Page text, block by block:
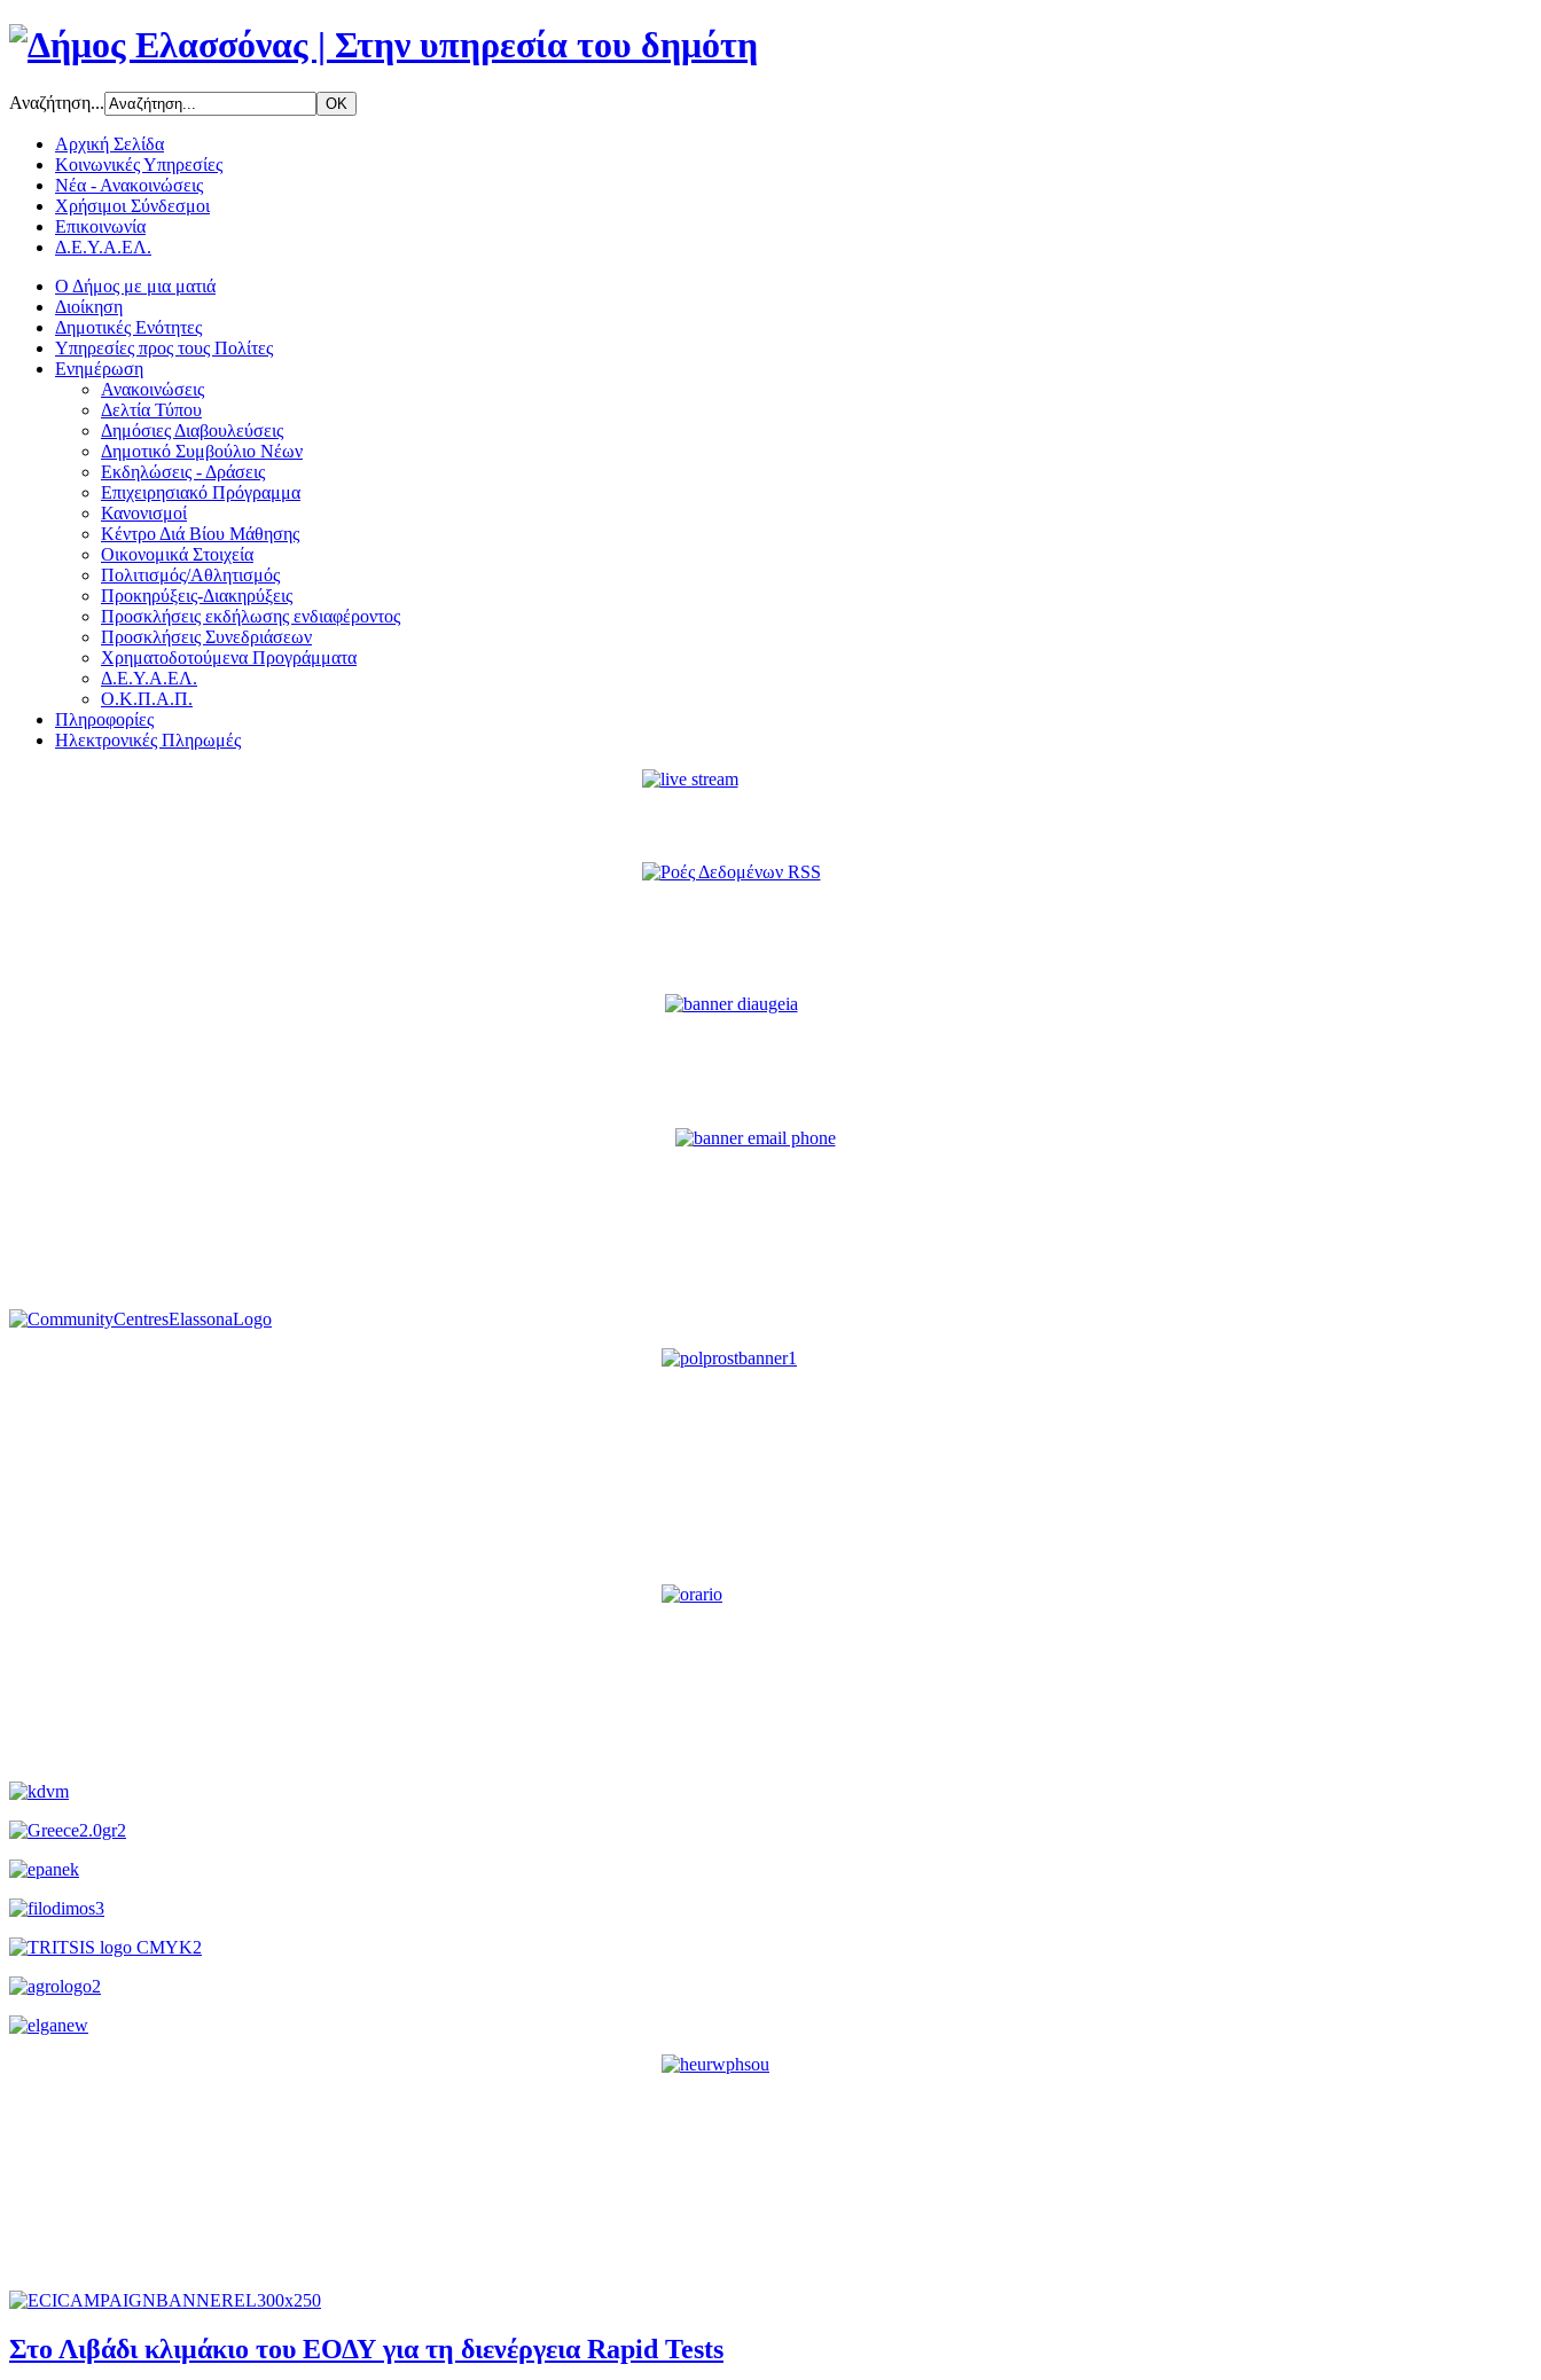
Αναζήτηση...
Αρχική Σελίδα
Κοινωνικές Υπηρεσίες
Νέα - Ανακοινώσεις
Χρήσιμοι Σύνδεσμοι
Επικοινωνία
Δ.Ε.Υ.Α.ΕΛ.
Ο Δήμος με μια ματιά
Διοίκηση
Δημοτικές Ενότητες
Υπηρεσίες προς τους Πολίτες
Ενημέρωση
Ανακοινώσεις
Δελτία Τύπου
Δημόσιες Διαβουλεύσεις
Δημοτικό Συμβούλιο Νέων
Εκδηλώσεις - Δράσεις
Επιχειρησιακό Πρόγραμμα
Κανονισμοί
Κέντρο Διά Βίου Μάθησης
Οικονομικά Στοιχεία
Πολιτισμός/Αθλητισμός
Προκηρύξεις-Διακηρύξεις
Προσκλήσεις εκδήλωσης ενδιαφέροντος
Προσκλήσεις Συνεδριάσεων
Χρηματοδοτούμενα Προγράμματα
Δ.Ε.Υ.Α.ΕΛ.
Ο.Κ.Π.Α.Π.
Πληροφορίες
Ηλεκτρονικές Πληρωμές
Στο Λιβάδι κλιμάκιο του ΕΟΔΥ για τη διενέργεια Rapid Tests